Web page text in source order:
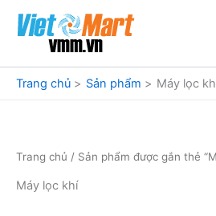
dung
Trang chủ
Sản phẩm Máy lọc
Trang chủ / Sản phẩm được gắn thẻ
Máy lọc khí